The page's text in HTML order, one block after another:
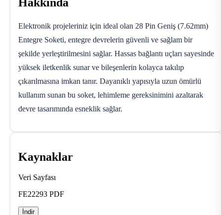
Elektronik projeleriniz için ideal olan 28 Pin Geniş (7.62mm)
Entegre Soketi, entegre devrelerin güvenli ve sağlam bir
şekilde yerleştirilmesini sağlar. Hassas bağlantı uçları sayesinde
yüksek iletkenlik sunar ve bileşenlerin kolayca takılıp
çıkarılmasına imkan tanır. Dayanıklı yapısıyla uzun ömürlü
kullanım sunan bu soket, lehimleme gereksinimini azaltarak
devre tasarımında esneklik sağlar.
Kaynaklar
Veri Sayfası
FE22293 PDF
İndir